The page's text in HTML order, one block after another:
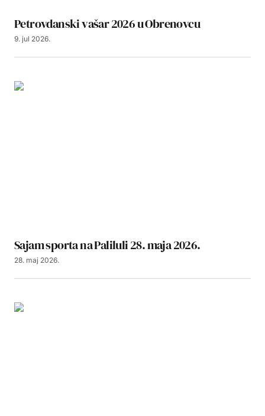
Petrovdanski vašar 2026 u Obrenovcu
9. jul 2026.
Sajam sporta na Paliluli 28. maja 2026.
28. maj 2026.